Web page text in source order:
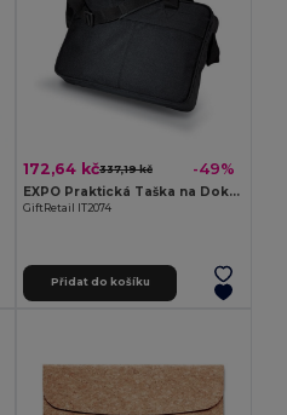
172,64 kč337,19 kč -49%
EXPO Praktická Taška na Dokumenty EXPO
GiftRetail IT2074
Přidat do košíku